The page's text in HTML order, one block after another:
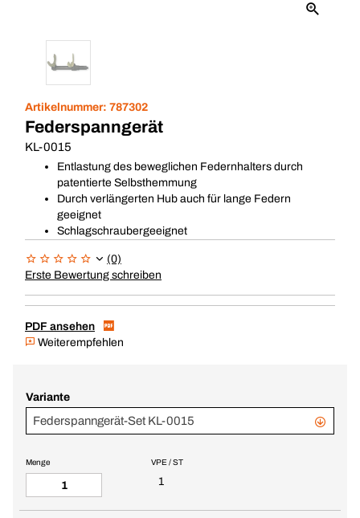
Artikelnummer: 787302
Federspanngerät
KL-0015
Entlastung des beweglichen Federnhalters durch
patentierte Selbsthemmung
Durch verlängerten Hub auch für lange Federn
geeignet
Schlagschraubergeeignet
(0)
Erste Bewertung schreiben
PDF ansehen
Weiterempfehlen
Variante
Federspanngerät-Set KL-0015
VPE / ST
1
Menge